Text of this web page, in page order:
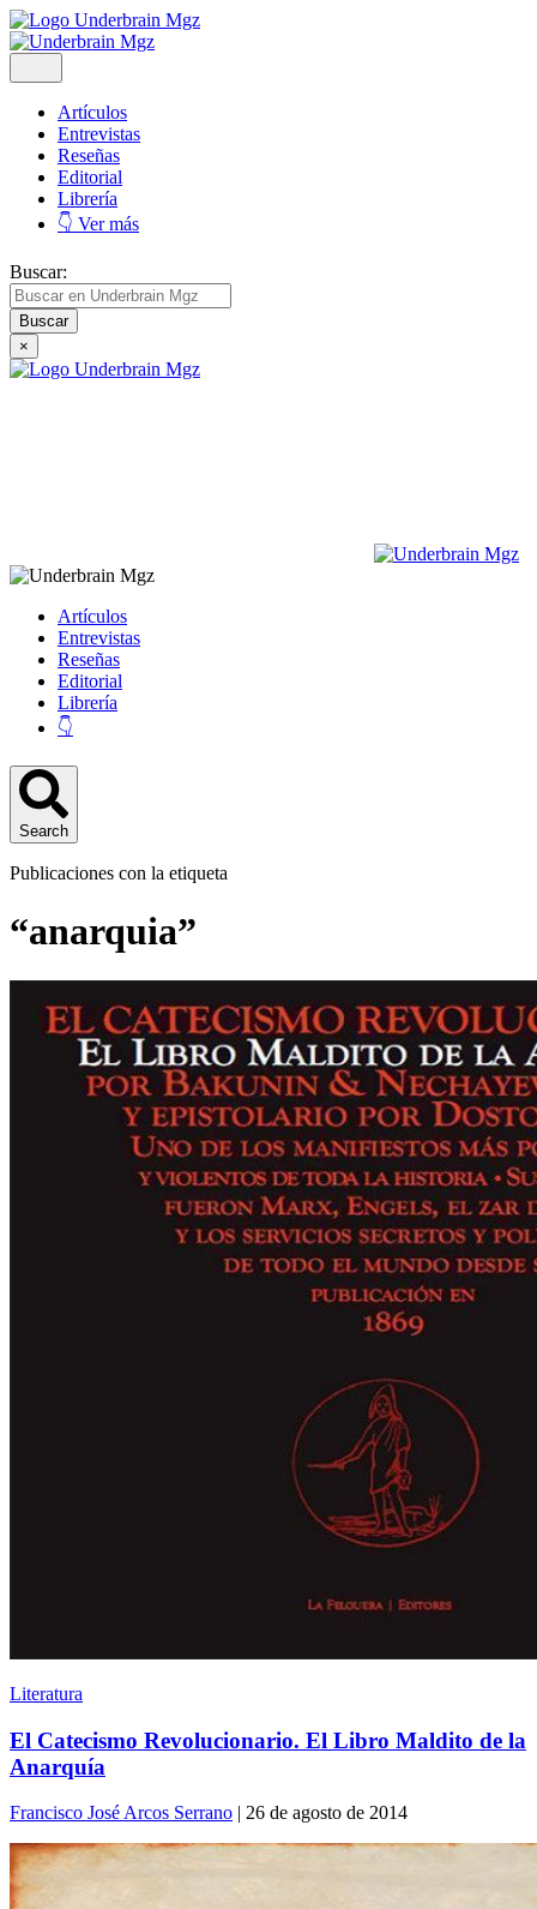
Artículos
Entrevistas
Reseñas
Editorial
Librería
👇 Ver más
Buscar:
×
Artículos
Entrevistas
Reseñas
Editorial
Librería
👇
Search
Publicaciones con la etiqueta
“anarquia”
Literatura
El Catecismo Revolucionario. El Libro Maldito de la
Anarquía
Francisco José Arcos Serrano | 26 de agosto de 2014